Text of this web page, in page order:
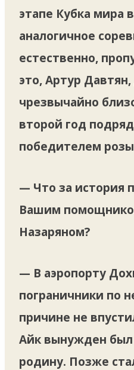
этапе Кубка мира
аналогичное
естественно,
это, Артур
чрезвычайно
второй год
победителем
— Что за история
Вашим
Назаряном?
— В аэропорту
пограничники по
причине не
Айк вынужден был
родину. Позже